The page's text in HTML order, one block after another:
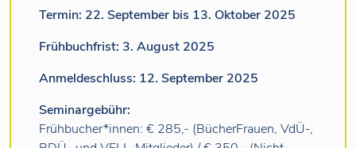
Termin: 22. September bis 13. Oktober 2025
Frühbuchfrist: 3. August 2025
Anmeldeschluss: 12. September 2025
Seminargebühr:
Frühbucher*innen: € 285,- (BücherFrauen, VdÜ-,